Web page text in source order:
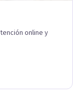
online y